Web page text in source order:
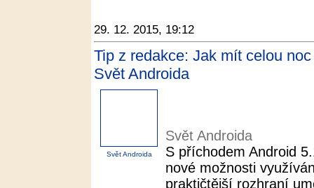
29. 12. 2015, 19:12
Tip z redakce: Jak mít celou
Svět Androida
Svět Androida
Svět Androida
S příchodem Android
nové možnosti
praktičtější rozhraní